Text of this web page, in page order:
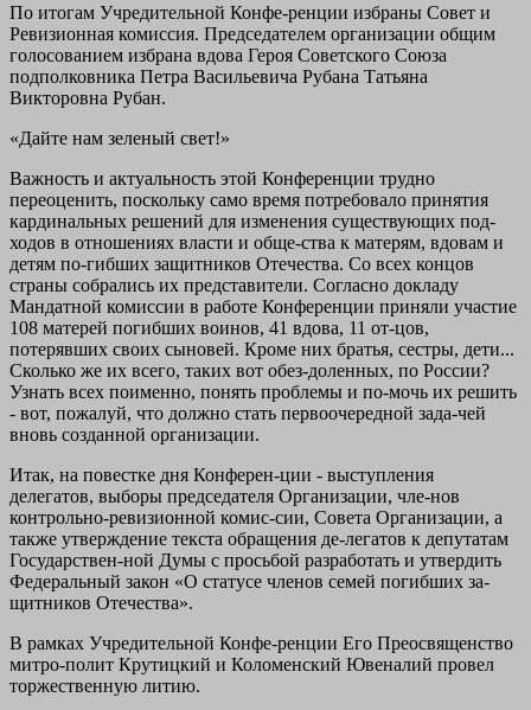
По итогам Учредительной Конфе-ренции избраны Совет и
Ревизионная комиссия. Председателем организации общим
голосованием избрана вдова Героя Советского Союза
подполковника Петра Васильевича Рубана Татьяна
Викторовна Рубан.
«Дайте нам зеленый свет!»
Важность и актуальность этой Конференции трудно
переоценить, поскольку само время потребовало принятия
кардинальных решений для изменения существующих под-
ходов в отношениях власти и обще-ства к матерям, вдовам и
детям по-гибших защитников Отечества. Со всех концов
страны собрались их представители. Согласно докладу
Мандатной комиссии в работе Конференции приняли участие
108 матерей погибших воинов, 41 вдова, 11 от-цов,
потерявших своих сыновей. Кроме них братья, сестры, дети...
Сколько же их всего, таких вот обез-доленных, по России?
Узнать всех поименно, понять проблемы и по-мочь их решить
- вот, пожалуй, что должно стать первоочередной зада-чей
вновь созданной организации.
Итак, на повестке дня Конферен-ции - выступления
делегатов, выборы председателя Организации, чле-нов
контрольно-ревизионной комис-сии, Совета Организации, а
также утверждение текста обращения де-легатов к депутатам
Государствен-ной Думы с просьбой разработать и утвердить
Федеральный закон «О статусе членов семей погибших за-
щитников Отечества».
В рамках Учредительной Конфе-ренции Его Преосвященство
митро-полит Крутицкий и Коломенский Ювеналий провел
торжественную литию.